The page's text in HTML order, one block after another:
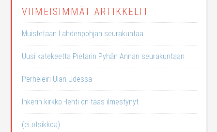
VIIMEISIMMÄT ARTIKKELIT
Muistetaan Lahdenpohjan seurakuntaa
Uusi katekeetta Pietarin Pyhän Annan seurakuntaan
Perheleiri Ulan-Udessa
Inkerin kirkko -lehti on taas ilmestynyt
(ei otsikkoa)